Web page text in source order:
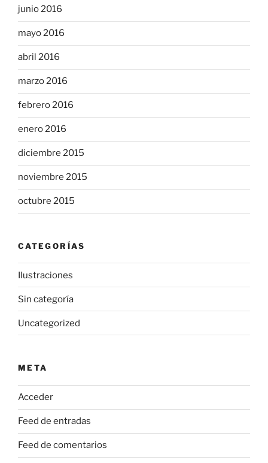
junio 2016
mayo 2016
abril 2016
marzo 2016
febrero 2016
enero 2016
diciembre 2015
noviembre 2015
octubre 2015
CATEGORÍAS
Ilustraciones
Sin categoría
Uncategorized
META
Acceder
Feed de entradas
Feed de comentarios